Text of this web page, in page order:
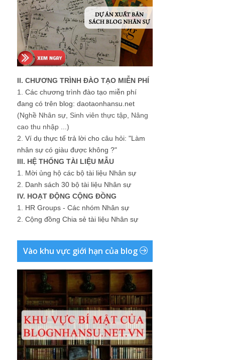
II. CHƯƠNG TRÌNH ĐÀO TẠO MIỄN PHÍ
1. Các chương trình đào tạo miễn phí
đang có trên blog: daotaonhansu.net
(Nghề Nhân sự, Sinh viên thực tập, Nâng
cao thu nhập ...)
2. Ví dụ thực tế trả lời cho câu hỏi: "Làm
nhân sự có giàu được không ?"
III. HỆ THỐNG TÀI LIỆU MẪU
1. Mời ủng hộ các bộ tài liệu Nhân sự
2. Danh sách 30 bộ tài liệu Nhân sự
IV. HOẠT ĐỘNG CỘNG ĐỒNG
1. HR Groups - Các nhóm Nhân sự
2. Cộng đồng Chia sẻ tài liệu Nhân sự
Vào khu vực giới hạn của blog